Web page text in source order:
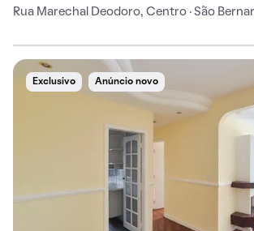
Rua Marechal Deodoro, Centro · São
Exclusivo Anúncio novo